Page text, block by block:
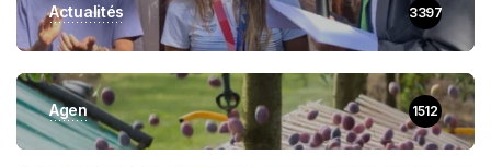
Actualités 3397
Agen 1512